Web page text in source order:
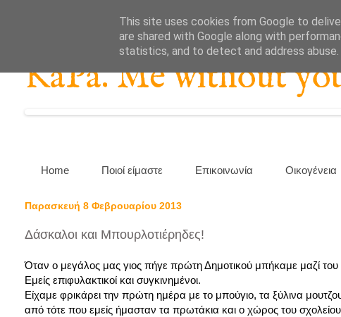
KaPa. Me without
Home Ποιοί είμαστε Επικοινωνία Οικογένεια
Παρασκευή 8 Φεβρουαρίου 2013
Δάσκαλοι και Μπουρλοτιέρηδες!
Όταν ο μεγάλος μας γιος πήγε πρώτη Δημοτικού μπήκαμε μαζί
Εμείς επιφυλακτικοί και συγκινημένοι.
Είχαμε φρικάρει την πρώτη ημέρα με το μπούγιο, τα ξύλινα
από τότε που εμείς ήμασταν τα πρωτάκια και ο χώρος του
This site uses cookies from Google to
are shared with Google along with
statistics, and to detect and address abuse.